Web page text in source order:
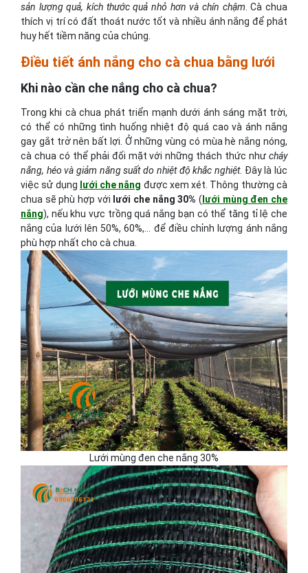
sản lượng quả, kích thước quả nhỏ hơn và chín chậm . Cà chua
thích vị trí có đất thoát nước tốt và nhiều ánh nắng để phát
huy hết tiềm năng của chúng.
Điều tiết ánh nắng cho cà chua bằng lưới
Khi nào cần che nắng cho cà chua?
Trong khi cà chua phát triển mạnh dưới ánh sáng mặt trời,
có thể có những tình huống nhiệt độ quá cao và ánh nắng
gay gắt trở nên bất lợi. Ở những vùng có mùa hè nắng nóng,
cà chua có thể phải đối mặt với những thách thức như cháy
nắng, héo và giảm năng suất do nhiệt độ khắc nghiệt. Đây là lúc
việc sử dụng lưới che nắng được xem xét. Thông thường cà
chua sẽ phù hợp với lưới che nắng 30% ( lưới mùng đen che
nắng), nếu khu vực trồng quá nắng bạn có thể tăng tỉ lệ che
nắng của lưới lên 50%, 60%,... để điều chỉnh lượng ánh nắng
phù hợp nhất cho cà chua.
Lưới mùng đen che nắng 30%